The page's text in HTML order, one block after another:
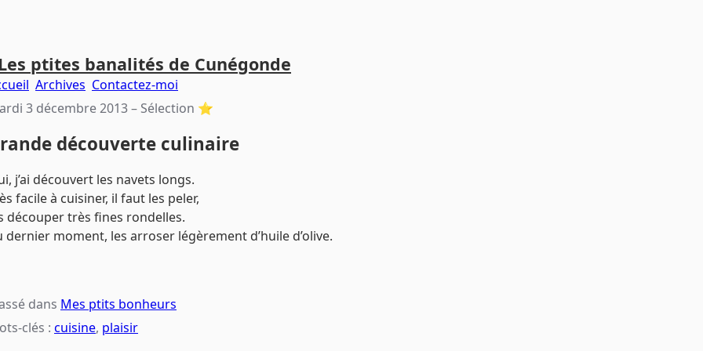
ptites banalités de Cunégonde
Archives Contactez-moi
3 décembre 2013– Sélection ⭐️
découverte culinaire
j’ai découvert les navets longs.
facile à cuisiner, il faut les peler,
découper très fines rondelles.
dernier moment, les arroser légèrement d’huile d’olive.
dans Mes ptits bonheurs
clés : cuisine, plaisir